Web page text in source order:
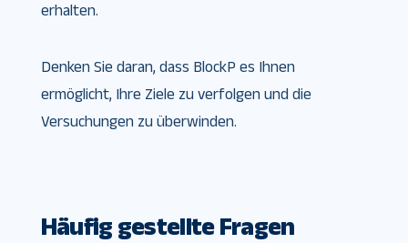
erhalten.
Denken Sie daran, dass BlockP es Ihnen
ermöglicht, Ihre Ziele zu verfolgen und die
Versuchungen zu überwinden.
Häufig gestellte Fragen